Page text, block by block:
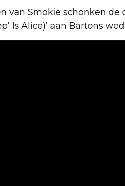
van Smokie schonken
Is Alice)’ aan Bartons